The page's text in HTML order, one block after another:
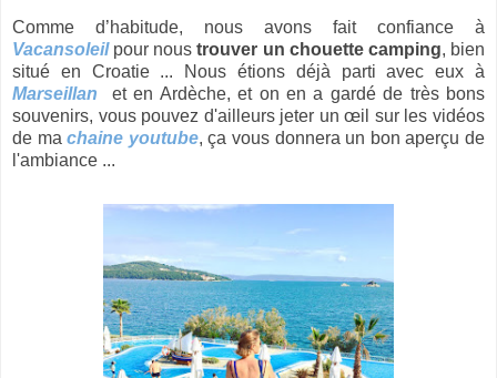
Comme d’habitude, nous avons fait confiance à
Vacansoleilpour noustrouver un chouette camping, bien
situé en Croatie ... Nous étions déjà parti avec eux à
Marseillan et en Ardèche, et on en a gardé de très bons
souvenirs, vous pouvez d'ailleurs jeter un œil sur les vidéos
de machaine youtube, ça vous donnera un bon aperçu de
l'ambiance ...